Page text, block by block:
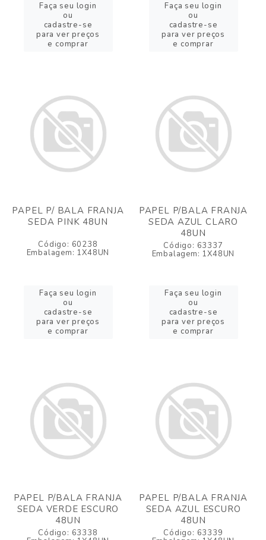
Faça seu login
ou
cadastre-se
para ver preços
e comprar
Faça seu login
ou
cadastre-se
para ver preços
e comprar
PAPEL P/ BALA FRANJA
SEDA PINK 48UN
Código: 60238
Embalagem: 1X48UN
Faça seu login
ou
cadastre-se
para ver preços
e comprar
PAPEL P/BALA FRANJA
SEDA AZUL CLARO
48UN
Código: 63337
Embalagem: 1X48UN
Faça seu login
ou
cadastre-se
para ver preços
e comprar
PAPEL P/BALA FRANJA
SEDA VERDE ESCURO
48UN
Código: 63338
PAPEL P/BALA FRANJA
SEDA AZUL ESCURO
48UN
Código: 63339